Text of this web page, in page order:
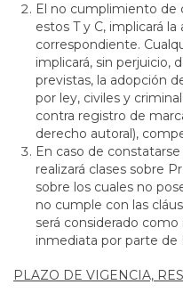
El no cumplimiento de
estos T y C, implicará
correspondiente.
implicará, sin perjuicio,
previstas, la adopción
por ley, civiles y
contra registro de
derecho autoral),
En caso de
realizará clases sobre
sobre los cuales no
no cumple con las
será considerado
inmediata por parte de
PLAZO DE VIGENCIA,